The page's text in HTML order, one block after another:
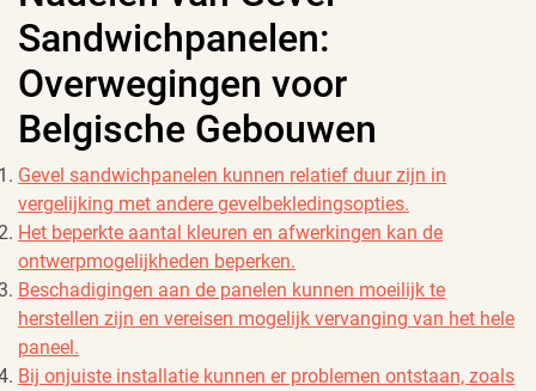
Sandwichpanelen:
Overwegingen voor
Belgische Gebouwen
Gevel sandwichpanelen kunnen relatief duur zijn in
vergelijking met andere gevelbekledingsopties.
Het beperkte aantal kleuren en afwerkingen kan de
ontwerpmogelijkheden beperken.
Beschadigingen aan de panelen kunnen moeilijk te
herstellen zijn en vereisen mogelijk vervanging van het hele
paneel.
Bij onjuiste installatie kunnen er problemen ontstaan, zoals